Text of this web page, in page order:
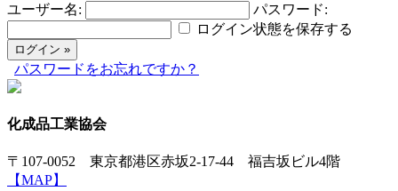
ユーザー名:
パスワード:
ログイン状態を保存する
パスワードをお忘れですか？
化成品工業協会
〒107-0052 東京都港区赤坂2-17-44 福吉坂ビル4階
【MAP】